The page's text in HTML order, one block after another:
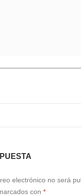
electrónico no será
con *